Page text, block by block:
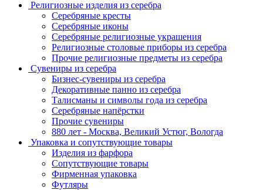
Религиозные изделия из серебра
Серебряные кресты
Серебряные иконы
Серебряные религиозные украшения
Религиозные столовые приборы из серебра
Прочие религиозные предметы из серебра
Сувениры из серебра
Бизнес-сувениры из серебра
Декоративные панно из серебра
Талисманы и символы года из серебра
Серебряные напёрстки
Прочие сувениры
880 лет - Москва, Великий Устюг, Вологда
Упаковка и сопутствующие товары
Изделия из фарфора
Сопутствующие товары
Фирменная упаковка
Футляры